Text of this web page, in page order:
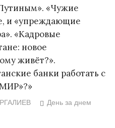
«Чужие
и «упреждающие
«Кадровые
новое
живёт?».
банки работать с
День за днем